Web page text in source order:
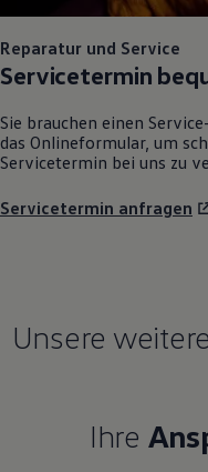
Reparatur und Service
Servicetermin
Sie brauchen einen
das Onlineformular, um
Servicetermin bei uns zu
Servicetermin anfragen
Unsere
Ihre